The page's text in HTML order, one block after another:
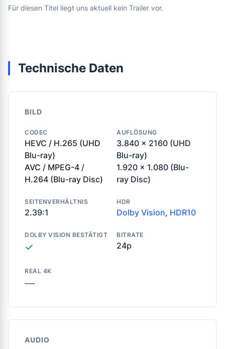
Für diesen Titel liegt uns aktuell kein Trailer vor.
Technische Daten
BILD
CODEC
HEVC / H.265 (UHD
Blu-ray)
AVC / MPEG-4 /
H.264 (Blu-ray Disc)
AUFLÖSUNG
3.840 x 2160 (UHD
Blu-ray)
1.920 x 1.080 (Blu-
ray Disc)
SEITENVERHÄLTNIS
2.39:1
HDR
Dolby Vision, HDR10
DOLBY VISION BESTÄTIGT
✓
BITRATE
24p
REAL 4K
—
AUDIO